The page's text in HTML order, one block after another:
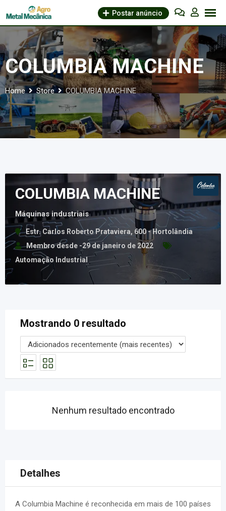
to
Postar anúncio
COLUMBIA MACHINE
Home Store COLUMBIA MACHINE
COLUMBIA MACHINE
Máquinas industriais
Estr. Carlos Roberto Prataviera, 600 - Hortolândia
Membro desde -29 de janeiro de 2022
Automação Industrial
Mostrando 0 resultado
Nenhum resultado encontrado
Detalhes
A Columbia Machine é reconhecida em mais de 100 países